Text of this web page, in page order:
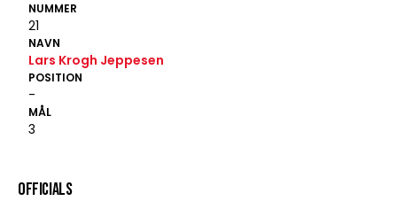
NUMMER
21
NAVN
Lars Krogh Jeppesen
POSITION
-
MÅL
3
OFFICIALS